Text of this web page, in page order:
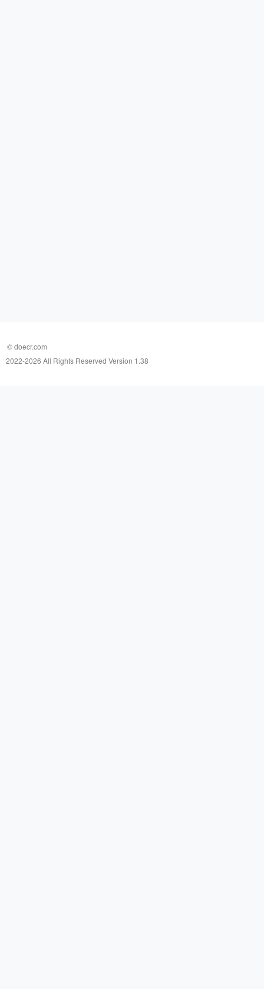
© doecr.com
2022-2026 All Rights Reserved Version 1.38